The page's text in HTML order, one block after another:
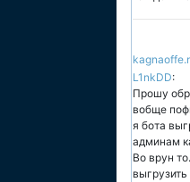
L1nkDD:
Прошу
вобще
я бота
админам
Во врун